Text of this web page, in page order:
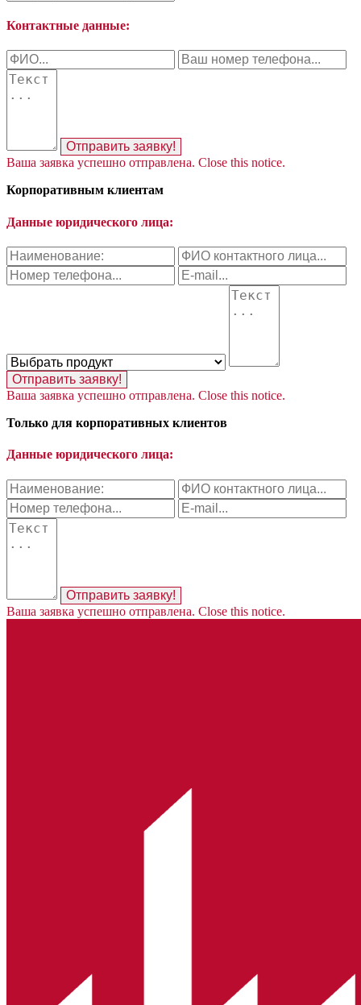
Контактные данные:
Отправить заявку!
Ваша заявка успешно отправлена. Close this notice.
Корпоративным клиентам
Данные юридического лица:
Отправить заявку!
Ваша заявка успешно отправлена. Close this notice.
Только для корпоративных клиентов
Данные юридического лица:
Отправить заявку!
Ваша заявка успешно отправлена. Close this notice.